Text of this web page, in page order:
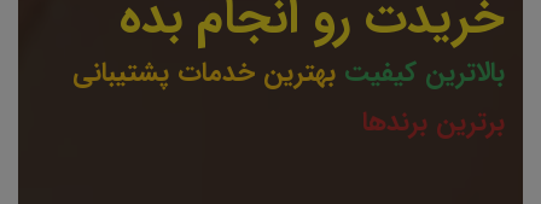
خریدت رو انجام بده
بالاترین کیفیت بهترین خدمات پشتیبانی
برترین برندها